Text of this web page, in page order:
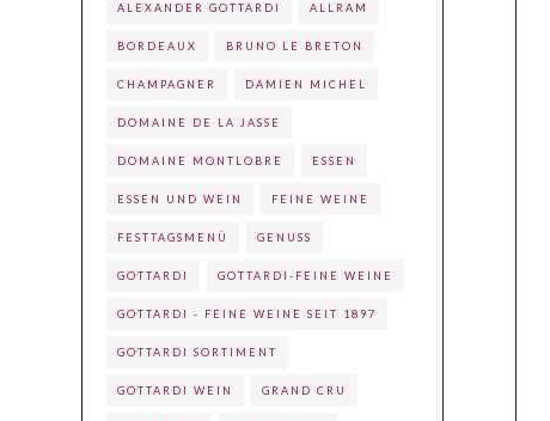
ALEXANDER GOTTARDI ALLRAM
BORDEAUX BRUNO LE BRETON
CHAMPAGNER DAMIEN MICHEL
DOMAINE DE LA JASSE
DOMAINE MONTLOBRE ESSEN
ESSEN UND WEIN FEINE WEINE
FESTTAGSMENÜ GENUSS
GOTTARDI GOTTARDI-FEINE WEINE
GOTTARDI - FEINE WEINE SEIT 1897
GOTTARDI SORTIMENT
GOTTARDI WEIN GRAND CRU